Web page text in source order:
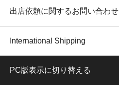
出店依頼に関するお問い合わせ
International Shipping
PC版表示に切り替える